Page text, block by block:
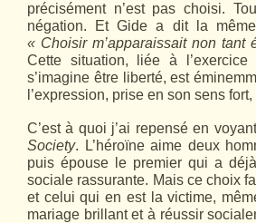
précisément n’est pas choisi.
négation. Et Gide a dit la
« Choisir m’apparaissait non tant
Cette situation, liée à
s’imagine être liberté, est
l’expression, prise en son sens fort,
C’est à quoi j’ai repensé en
Society. L’héroïne aime deux
puis épouse le premier qui a
sociale rassurante. Mais ce choix
et celui qui en est la victime,
mariage brillant et à réussir